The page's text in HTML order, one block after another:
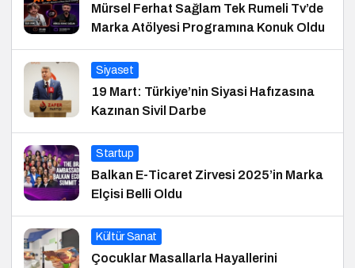
Mürsel Ferhat Sağlam Tek Rumeli Tv’de
Marka Atölyesi Programına Konuk Oldu
Siyaset
19 Mart: Türkiye’nin Siyasi Hafızasına
Kazınan Sivil Darbe
Startup
Balkan E-Ticaret Zirvesi 2025’in Marka
Elçisi Belli Oldu
Kültür Sanat
Çocuklar Masallarla Hayallerini